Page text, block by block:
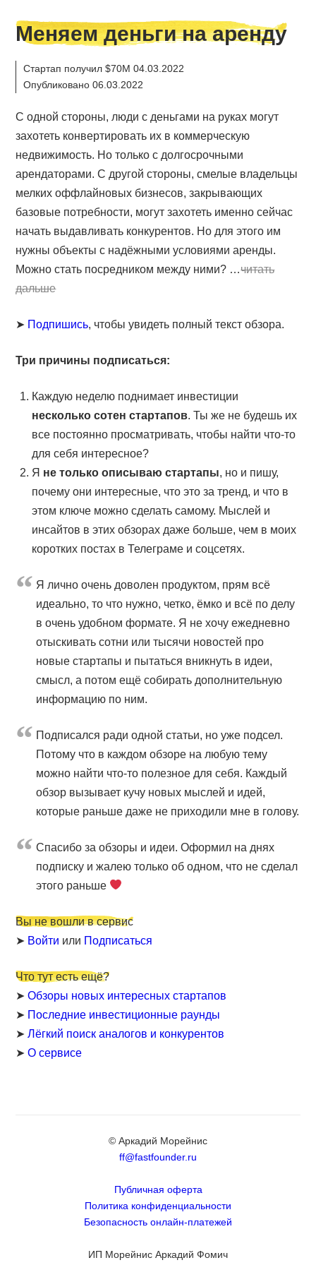
Меняем деньги на аренду
Стартап получил $70M 04.03.2022
Опубликовано 06.03.2022
С одной стороны, люди с деньгами на руках могут
захотеть конвертировать их в коммерческую
недвижимость. Но только с долгосрочными
арендаторами. С другой стороны, смелые владельцы
мелких оффлайновых бизнесов, закрывающих
базовые потребности, могут захотеть именно сейчас
начать выдавливать конкурентов. Но для этого им
нужны объекты с надёжными условиями аренды.
Можно стать посредником между ними? …читать
дальше
➤ Подпишись, чтобы увидеть полный текст обзора.
Три причины подписаться:
Каждую неделю поднимает инвестиции
несколько сотен стартапов. Ты же не будешь их
все постоянно просматривать, чтобы найти что-то
для себя интересное?
Я не только описываю стартапы, но и пишу,
почему они интересные, что это за тренд, и что в
этом ключе можно сделать самому. Мыслей и
инсайтов в этих обзорах даже больше, чем в моих
коротких постах в Телеграме и соцсетях.
Я лично очень доволен продуктом, прям всё
идеально, то что нужно, четко, ёмко и всё по делу
в очень удобном формате. Я не хочу ежедневно
отыскивать сотни или тысячи новостей про
новые стартапы и пытаться вникнуть в идеи,
смысл, а потом ещё собирать дополнительную
информацию по ним.
Подписался ради одной статьи, но уже подсел.
Потому что в каждом обзоре на любую тему
можно найти что-то полезное для себя. Каждый
обзор вызывает кучу новых мыслей и идей,
которые раньше даже не приходили мне в голову.
Cпасибо за обзоры и идеи. Оформил на днях
подписку и жалею только об одном, что не сделал
этого раньше
Вы не вошли в сервис
➤ Войти или Подписаться
Что тут есть ещё?
➤Обзоры новых интересных стартапов
➤ Последние инвестиционные раунды
➤Лёгкий поиск аналогов и конкурентов
➤О сервисе
© Аркадий Морейнис
ff@fastfounder.ru
Публичная оферта
Политика конфиденциальности
Безопасность онлайн-платежей
ИП Морейнис Аркадий Фомич